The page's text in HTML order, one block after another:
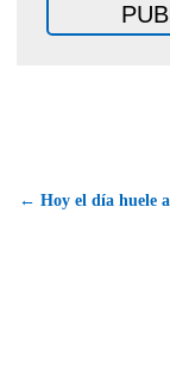
← Hoy el día huele